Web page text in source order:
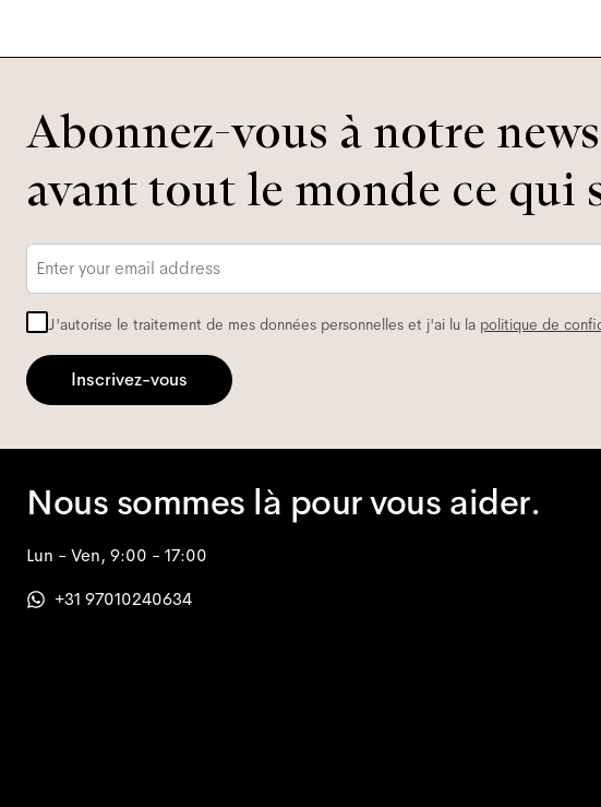
Abonnez-vous à notre
avant tout le monde ce qui
mail
J'autorise le traitement de mes données personnelles et j'ai lu la politique de
Inscrivez-vous
Nous sommes là pour vous aider.
Lun - Ven, 9:00 - 17:00
+31 97010240634